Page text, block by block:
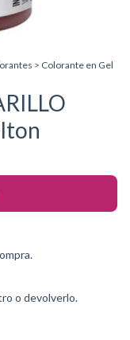
> Colorante en Gel
o devolverlo.